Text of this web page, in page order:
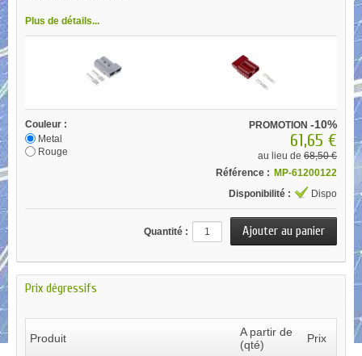
Plus de détails...
Couleur :
Metal
Rouge
PROMOTION -10%
61,65 €
au lieu de 68,50 €
Référence : MP-61200122
Disponibilité :
Dispo
Quantité :
Prix dégressifs
Produit
A partir de
(qté)
Prix